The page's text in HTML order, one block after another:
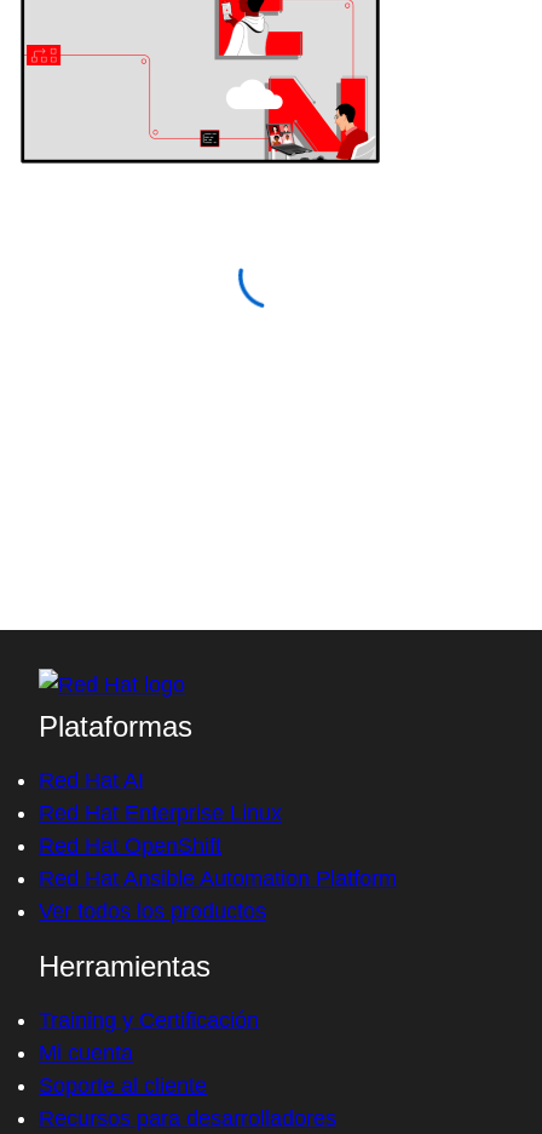
Access with your Red Hat
Plataformas
Red Hat AI
Red Hat Enterprise Linux
Red Hat OpenShift
Red Hat Ansible Automation Platform
Herramientas
Training y Certificación